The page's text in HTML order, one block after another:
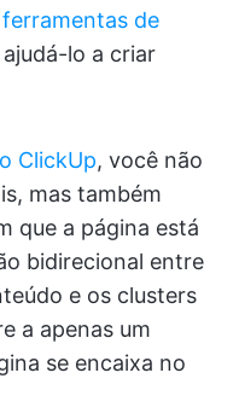
ferramentas de
lo a criar
ClickUp, você não
mas também
que a página está
bidirecional entre
e os clusters
a apenas um
se encaixa no